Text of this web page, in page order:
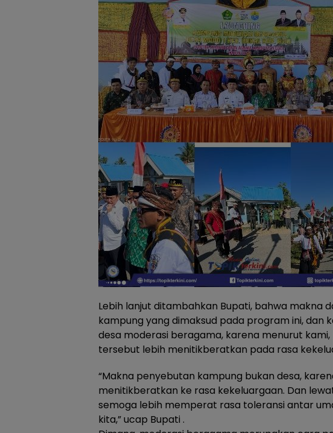
Lebih lanjut ditambahkan Bupati, bahwa makna
kampung yang dimaksud pada program ini, dan
desa moderasi beragama, karena menurut
tersebut lebih menitikberatkan pada rasa
“Makna penyebutan kampung bukan desa,
menitikberatkan ke rasa kekeluargaan. Dan
semoga lebih memperat rasa toleransi antar
kita,” ucap Bupati .